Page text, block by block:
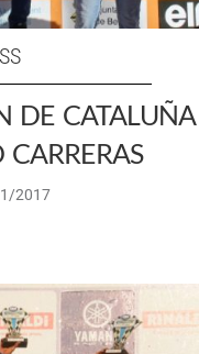
DE CATALUÑA
CARRERAS
2017